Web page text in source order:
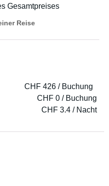
Gesamtpreises
Reise
CHF 426 / Buchung
CHF 0 / Buchung
CHF 3.4 / Nacht